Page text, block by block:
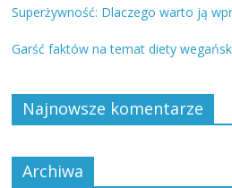
Superżywność: Dlaczego warto ją
Garść faktów na temat diety
Najnowsze komentarze
Archiwa